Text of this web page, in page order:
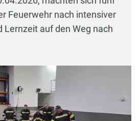
Feuerwehr nach intensiver
Lernzeit auf den Weg nach